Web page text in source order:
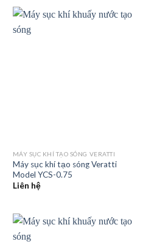
MÁY SỤC KHÍ TẠO SÓNG VERATTI
Máy sục khí tạo sóng Veratti
Model YCS-0.75
Liên hệ